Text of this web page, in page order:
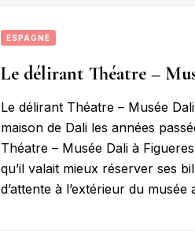
ESPAGNE
Le délirant Théatre –
Le délirant Théatre – Musée
maison de Dali les années
Théatre – Musée Dali à
qu’il valait mieux réserver ses
d’attente à l’extérieur du